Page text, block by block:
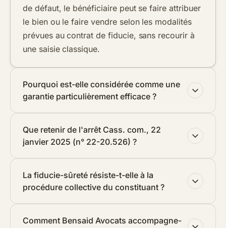
de défaut, le bénéficiaire peut se faire attribuer
le bien ou le faire vendre selon les modalités
prévues au contrat de fiducie, sans recourir à
une saisie classique.
Pourquoi est-elle considérée comme une
garantie particulièrement efficace ?
Que retenir de l'arrêt Cass. com., 22
janvier 2025 (n° 22-20.526) ?
La fiducie-sûreté résiste-t-elle à la
procédure collective du constituant ?
Comment Bensaid Avocats accompagne-